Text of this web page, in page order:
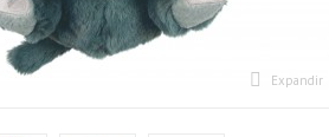
Expandir